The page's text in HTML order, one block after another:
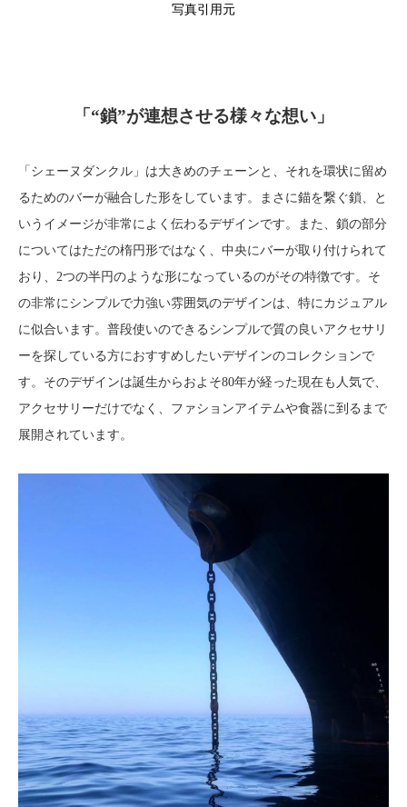
写真引用元
「“鎖”が連想させる様々な想い」
「シェーヌダンクル」は大きめのチェーンと、それを環状に留め
るためのバーが融合した形をしています。まさに錨を繋ぐ鎖、と
いうイメージが非常によく伝わるデザインです。また、鎖の部分
についてはただの楕円形ではなく、中央にバーが取り付けられて
おり、2つの半円のような形になっているのがその特徴です。そ
の非常にシンプルで力強い雰囲気のデザインは、特にカジュアル
に似合います。普段使いのできるシンプルで質の良いアクセサリ
ーを探している方におすすめしたいデザインのコレクションで
す。そのデザインは誕生からおよそ80年が経った現在も人気で、
アクセサリーだけでなく、ファションアイテムや食器に到るまで
展開されています。